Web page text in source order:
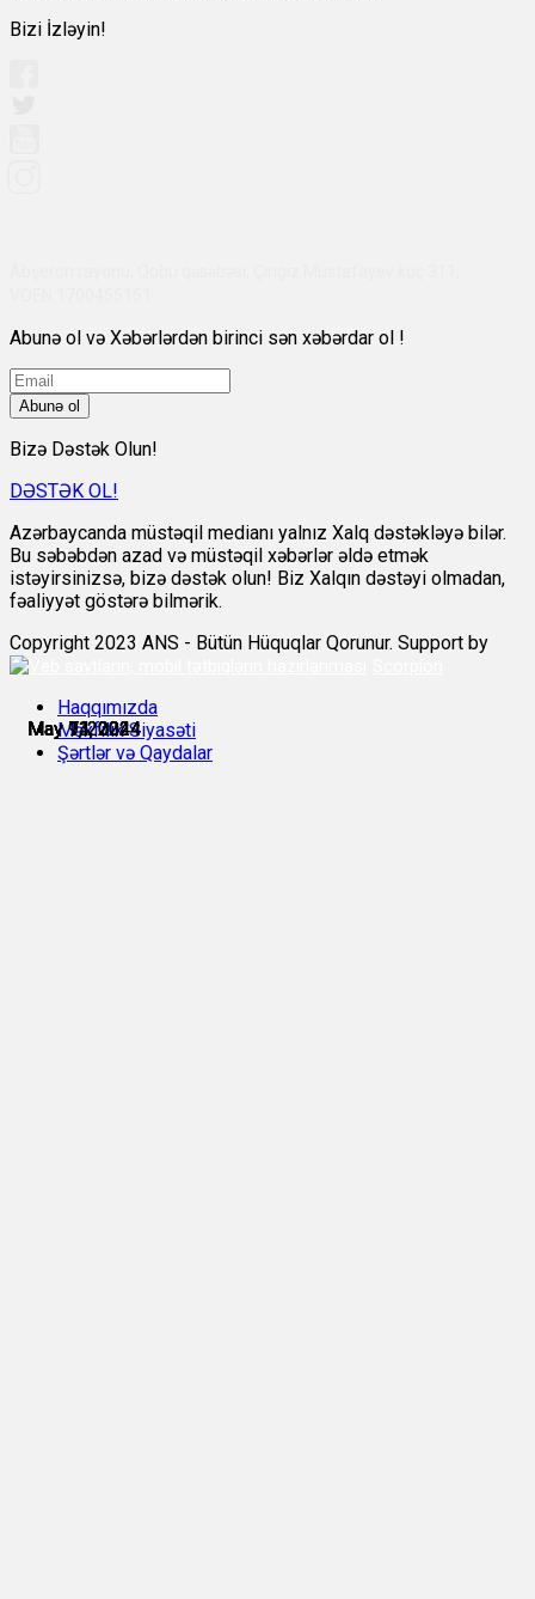
May 7, 2024
May 9, 2024
May 11, 2024
May 11, 2024
May 13, 2024
May 14, 2024
Bizi İzləyin!
Abunə ol və Xəbərlərdən birinci sən xəbərdar ol !
Abunə ol
Bizə Dəstək Olun!
DƏSTƏK OL!
Azərbaycanda müstəqil medianı yalnız Xalq dəstəkləyə bilər.
Bu səbəbdən azad və müstəqil xəbərlər əldə etmək
istəyirsinizsə, bizə dəstək olun! Biz Xalqın dəstəyi olmadan,
fəaliyyət göstərə bilmərik.
Copyright 2023 ANS - Bütün Hüquqlar Qorunur. Support by
Haqqımızda
Məxfilik Siyasəti
Şərtlər və Qaydalar